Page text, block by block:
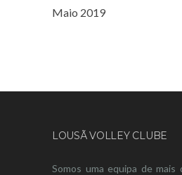
Maio 2019
LOUSÃ VOLLEY CLUBE
Somos uma equipa de